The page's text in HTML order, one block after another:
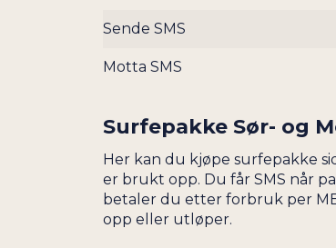
Sende SMS
Motta SMS
Surfepakke Sør- og
Her kan du kjøpe surfepakke
er brukt opp. Du får SMS når
betaler du etter forbruk per
opp eller utløper.